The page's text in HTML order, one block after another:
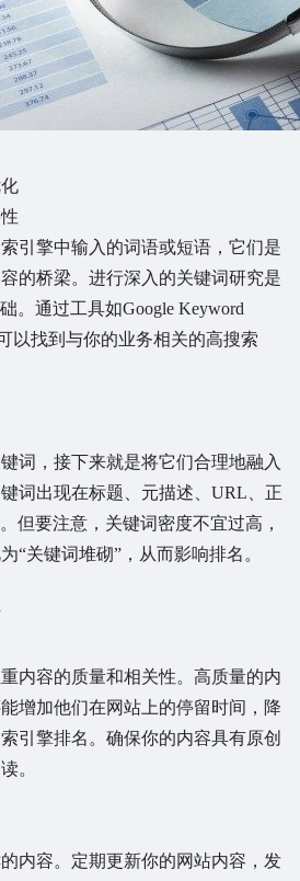
擎中输入的词语或短语，它们是
的桥梁。进行深入的关键词研究是
。通过工具如Google Keyword
以找到与你的业务相关的高搜索
，接下来就是将它们合理地融入
词出现在标题、元描述、URL、正
但要注意，关键词密度不宜过高，
“关键词堆砌”，从而影响排名。
容的质量和相关性。高质量的内
增加他们在网站上的停留时间，降
引擎排名。确保你的内容具有原创
。
容。定期更新你的网站内容，发